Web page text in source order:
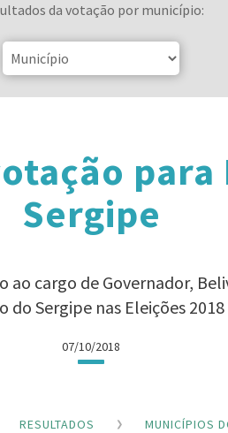
da votação por município:
Sergipe
cargo de Governador,
do Sergipe nas Eleições 2018
07/10/2018
RESULTADOS MUNICÍPIOS